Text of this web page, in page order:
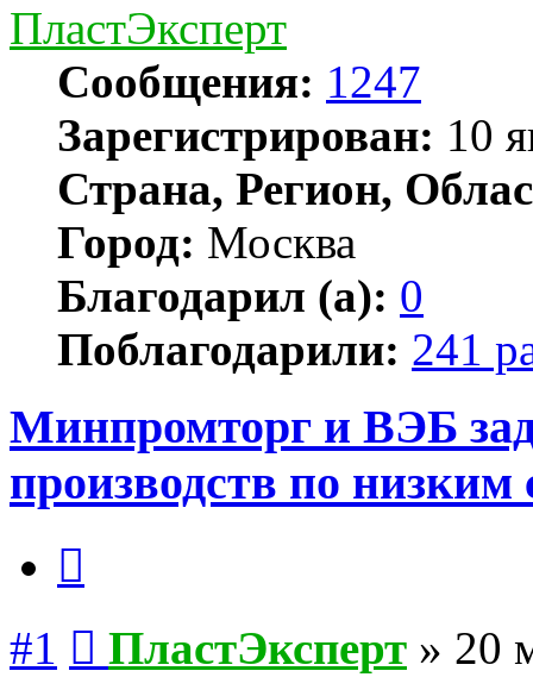
ПластЭксперт
Сообщения: 1247
Зарегистрирован: 10
Страна, Регион,
Город: Москва
Благодарил (а): 0
Поблагодарили: 241
Минпромторг и ВЭБ
производств по низким
#1 ПластЭксперт » 20